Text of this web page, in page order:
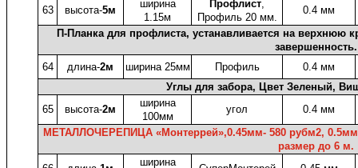
63 высота-5м
ширина
1.15м
Профлист,
Профиль 20 мм.
0.4 мм
П-Планка для профлиста, устанавливается на верхнюю
завершенность.
64
длина-2м ширина 25мм Профиль
0.4 мм
Углы для забора, Цвет Зеленый,
65
высота-2м
ширина
100мм
угол
0.4 мм
МЕТАЛЛОЧЕРЕПИЦА «Монтеррей»,0.45мм- 580 рубм2,
размер до 6 м.
ширина